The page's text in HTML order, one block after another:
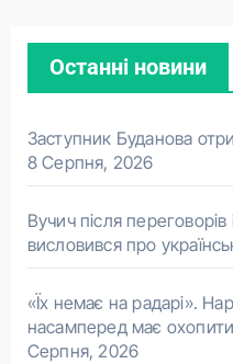
Останні новини
Заступник Буданова
8 Серпня, 2026
Вучич після
висловився про
«Їх немає на радарі».
насамперед має охопити
Серпня, 2026